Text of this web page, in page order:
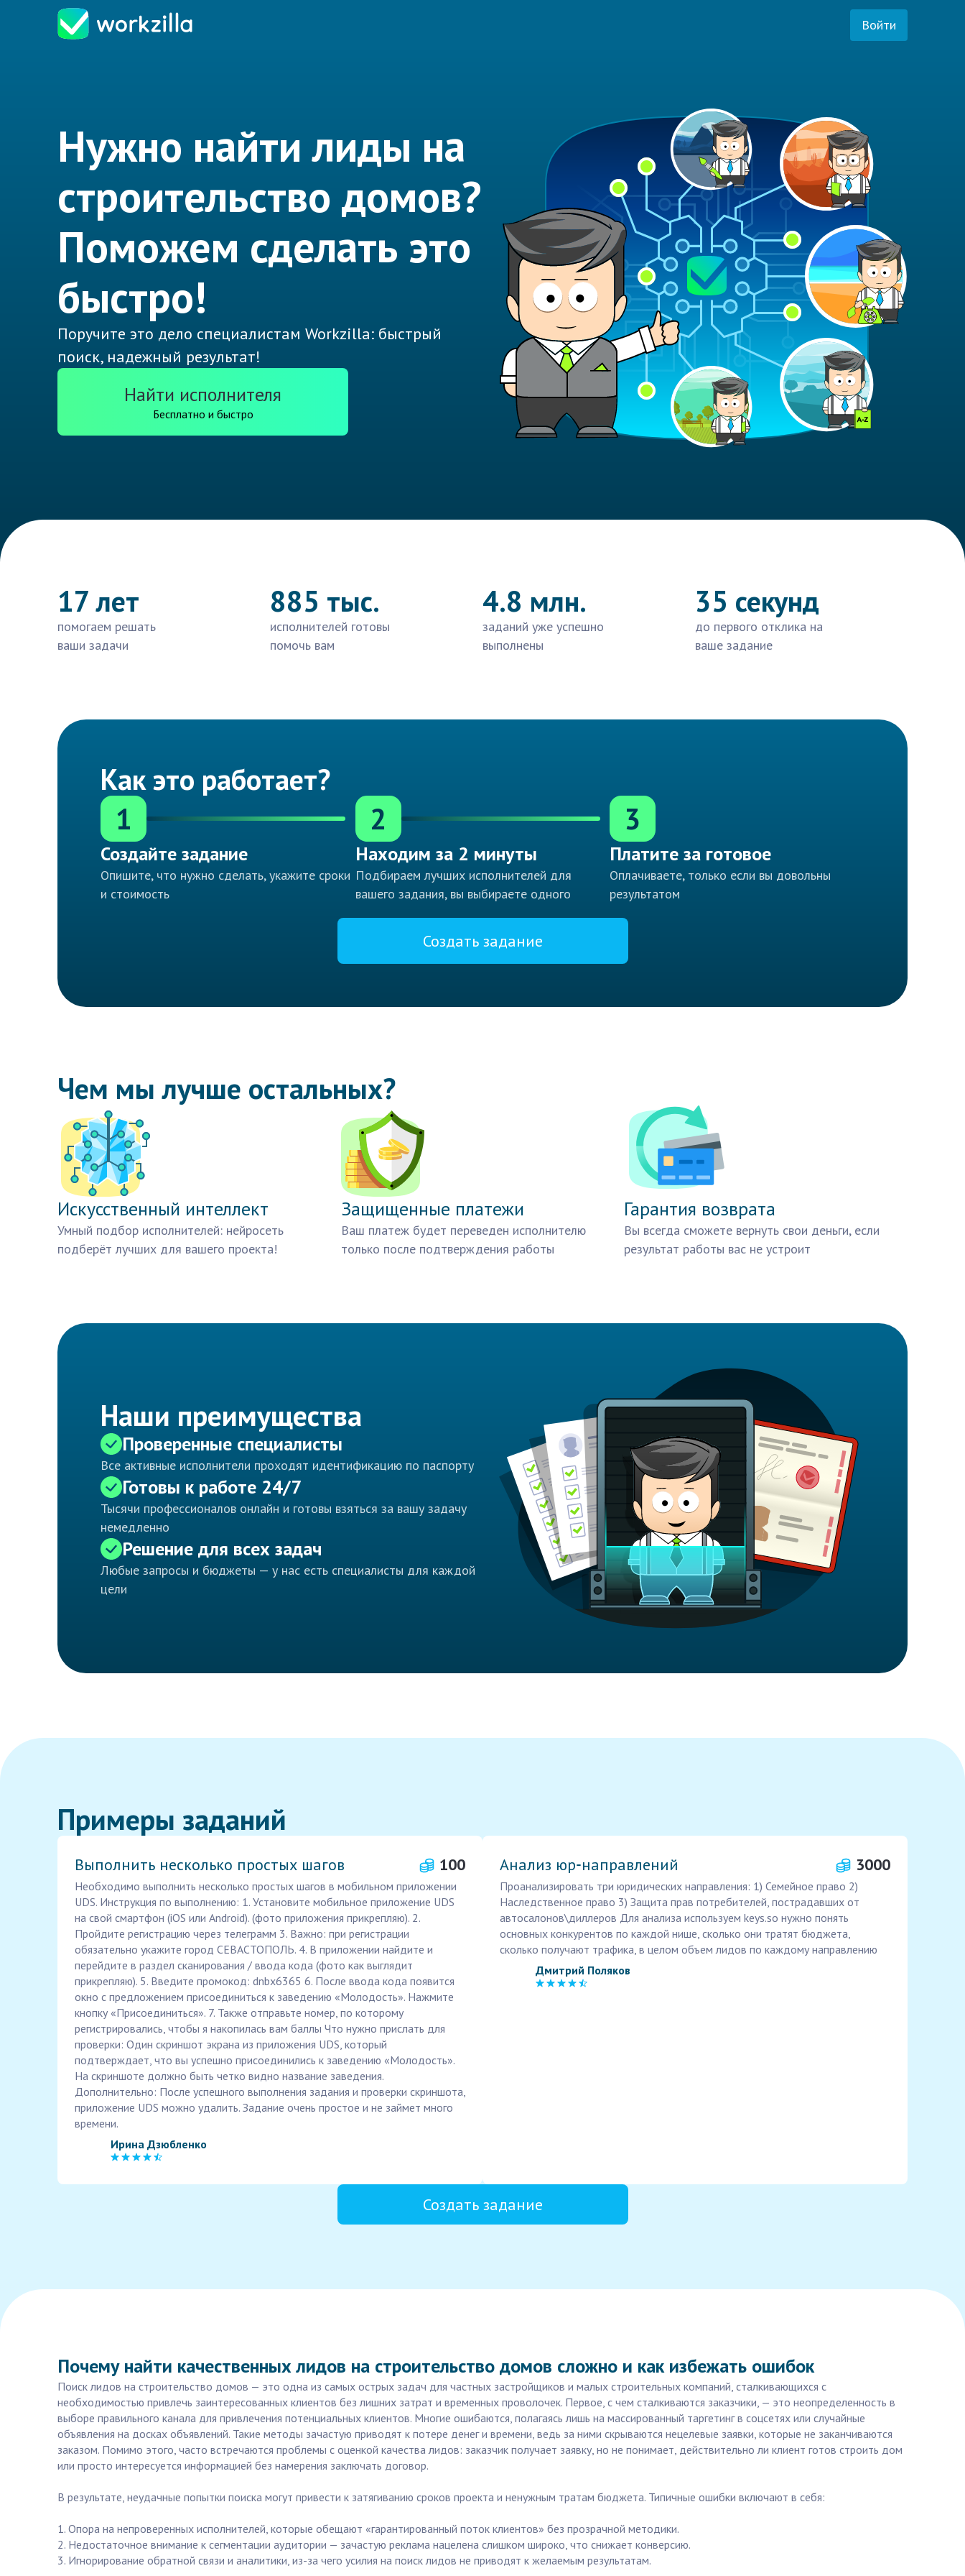
Войти
Нужно найти лиды на
строительство домов?
Поможем сделать это
быстро!
Поручите это дело специалистам Workzilla: быстрый
поиск, надежный результат!
Найти исполнителя
Бесплатно и быстро
17 лет
помогаем решать
ваши задачи
885 тыс.
исполнителей готовы
помочь вам
4.8 млн.
заданий уже успешно
выполнены
35 секунд
до первого отклика на
ваше задание
Как это работает?
1
Создайте задание
Опишите, что нужно сделать, укажите сроки
и стоимость
2
Находим за 2 минуты
Подбираем лучших исполнителей для
вашего задания, вы выбираете одного
3
Платите за готовое
Оплачиваете, только если вы довольны
результатом
Создать задание
Чем мы лучше остальных?
Искусственный интеллект
Умный подбор исполнителей: нейросеть
подберёт лучших для вашего проекта!
Защищенные платежи
Ваш платеж будет переведен исполнителю
только после подтверждения работы
Гарантия возврата
Вы всегда сможете вернуть свои деньги, если
результат работы вас не устроит
Наши преимущества
Проверенные специалисты
Все активные исполнители проходят идентификацию по паспорту
Готовы к работе 24/7
Тысячи профессионалов онлайн и готовы взяться за вашу задачу
немедленно
Решение для всех задач
Любые запросы и бюджеты — у нас есть специалисты для каждой
цели
Примеры заданий
Выполнить несколько простых шагов 100
Необходимо выполнить несколько простых шагов в мобильном приложении
UDS. Инструкция по выполнению: 1. Установите мобильное приложение UDS
на свой смартфон (iOS или Android). (фото приложения прикрепляю). 2.
Пройдите регистрацию через телеграмм 3. Важно: при регистрации
обязательно укажите город СЕВАСТОПОЛЬ. 4. В приложении найдите и
перейдите в раздел сканирования / ввода кода (фото как выглядит
прикрепляю). 5. Введите промокод: dnbx6365 6. После ввода кода появится
окно с предложением присоединиться к заведению «Молодость». Нажмите
кнопку «Присоединиться». 7. Также отправьте номер, по которому
регистрировались, чтобы я накопилась вам баллы Что нужно прислать для
проверки: Один скриншот экрана из приложения UDS, который
подтверждает, что вы успешно присоединились к заведению «Молодость».
На скриншоте должно быть четко видно название заведения.
Дополнительно: После успешного выполнения задания и проверки скриншота,
приложение UDS можно удалить. Задание очень простое и не займет много
времени.
Ирина Дзюбленко
Анализ юр‑направлений 3000
Проанализировать три юридических направления: 1) Семейное право 2)
Наследственное право 3) Защита прав потребителей, пострадавших от
автосалонов\диллеров Для анализа используем keys.so нужно понять
основных конкурентов по каждой нише, сколько они тратят бюджета,
сколько получают трафика, в целом объем лидов по каждому направлению
Дмитрий Поляков
Создать задание
Почему найти качественных лидов на строительство домов сложно и как избежать ошибок
Поиск лидов на строительство домов — это одна из самых острых задач для частных застройщиков и малых строительных компаний, сталкивающихся с
необходимостью привлечь заинтересованных клиентов без лишних затрат и временных проволочек. Первое, с чем сталкиваются заказчики, — это неопределенность в
выборе правильного канала для привлечения потенциальных клиентов. Многие ошибаются, полагаясь лишь на массированный таргетинг в соцсетях или случайные
объявления на досках объявлений. Такие методы зачастую приводят к потере денег и времени, ведь за ними скрываются нецелевые заявки, которые не заканчиваются
заказом. Помимо этого, часто встречаются проблемы с оценкой качества лидов: заказчик получает заявку, но не понимает, действительно ли клиент готов строить дом
или просто интересуется информацией без намерения заключать договор.
В результате, неудачные попытки поиска могут привести к затягиванию сроков проекта и ненужным тратам бюджета. Типичные ошибки включают в себя:
1. Опора на непроверенных исполнителей, которые обещают «гарантированный поток клиентов» без прозрачной методики.
2. Недостаточное внимание к сегментации аудитории — зачастую реклама нацелена слишком широко, что снижает конверсию.
3. Игнорирование обратной связи и аналитики, из-за чего усилия на поиск лидов не приводят к желаемым результатам.